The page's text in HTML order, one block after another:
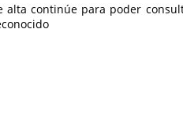
alta continúe para poder